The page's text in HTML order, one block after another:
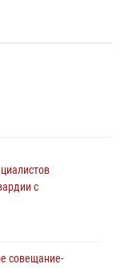
с
совещание-